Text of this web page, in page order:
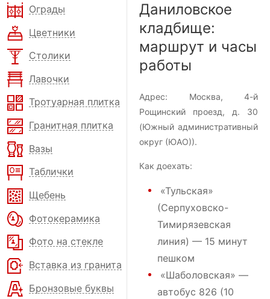
Ограды
Цветники
Столики
Лавочки
Тротуарная плитка
Гранитная плитка
Вазы
Таблички
Щебень
Фотокерамика
Фото на стекле
Вставка из гранита
Бронзовые буквы
Даниловское
кладбище:
маршрут и часы
работы
Адрес: Москва, 4-й
Рощинский проезд, д. 30
(Южный административный
округ (ЮАО)).
Как доехать:
«Тульская»
(Серпуховско-
Тимирязевская
линия) — 15 минут
пешком
«Шаболовская» —
автобус 826 (10